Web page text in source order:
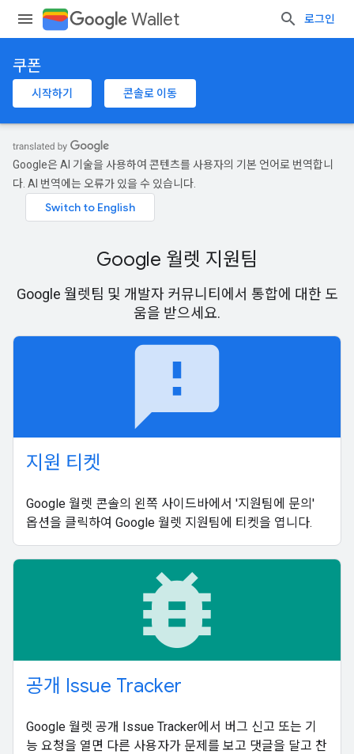
Wallet 로그인
쿠폰
시작하기 콘솔로 이동
Google은 AI 기술을 사용하여 콘텐츠를 사용자의 기본 언어로 번역합니
다. AI 번역에는 오류가 있을 수 있습니다.
Google 월렛 지원팀
Google 월렛팀 및 개발자 커뮤니티에서 통합에 대한 도
움을 받으세요.
feedback
지원 티켓
Google 월렛 콘솔의 왼쪽 사이드바에서 '지원팀에 문의'
옵션을 클릭하여 Google 월렛 지원팀에 티켓을 엽니다.
bug_report
공개 Issue Tracker
Google 월렛 공개 Issue Tracker에서 버그 신고 또는 기
능 요청을 열면 다른 사용자가 문제를 보고 댓글을 달고 찬